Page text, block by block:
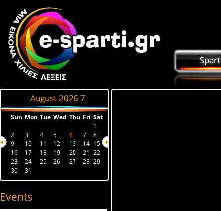
August 2026 7
Sun Mon Tue Wed Thu Fri Sat
1
2
3 4 5 6 7
8
9
10 11 12 13 14 15
16
17 18 19 20 21
22
23
24 25 26 27 28 29
30
31
Events